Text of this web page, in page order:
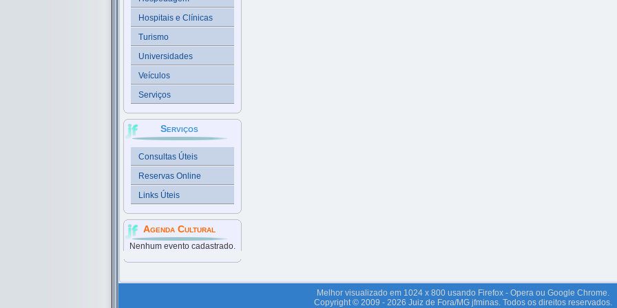
Hospitais e Clínicas
Turismo
Universidades
Veículos
Serviços
Serviços
Consultas Úteis
Reservas Online
Links Úteis
Agenda Cultural
Nenhum evento cadastrado.
Melhor visualizado em 1024 x 800 usando Firefox - Opera ou Google Chrome.
Copyright © 2009 - 2026 Juiz de Fora/MG jfminas. Todos os direitos reservados.